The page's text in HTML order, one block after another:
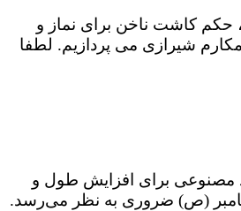
حکم کاشت ناخن برای نماز و
شیرازی می پردازیم. لطفا
مصنوعی برای افزایش طول و
(ص) ضروری به نظر می‌رسد.